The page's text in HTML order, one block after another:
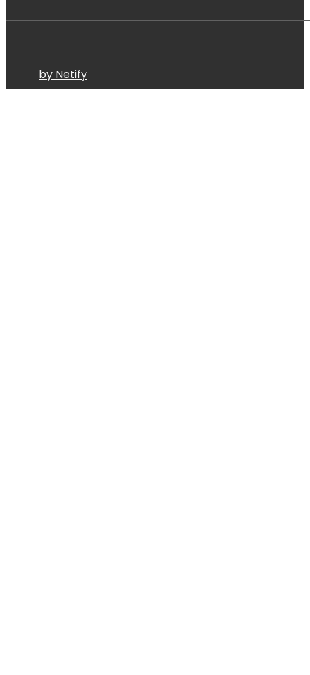
by Netify